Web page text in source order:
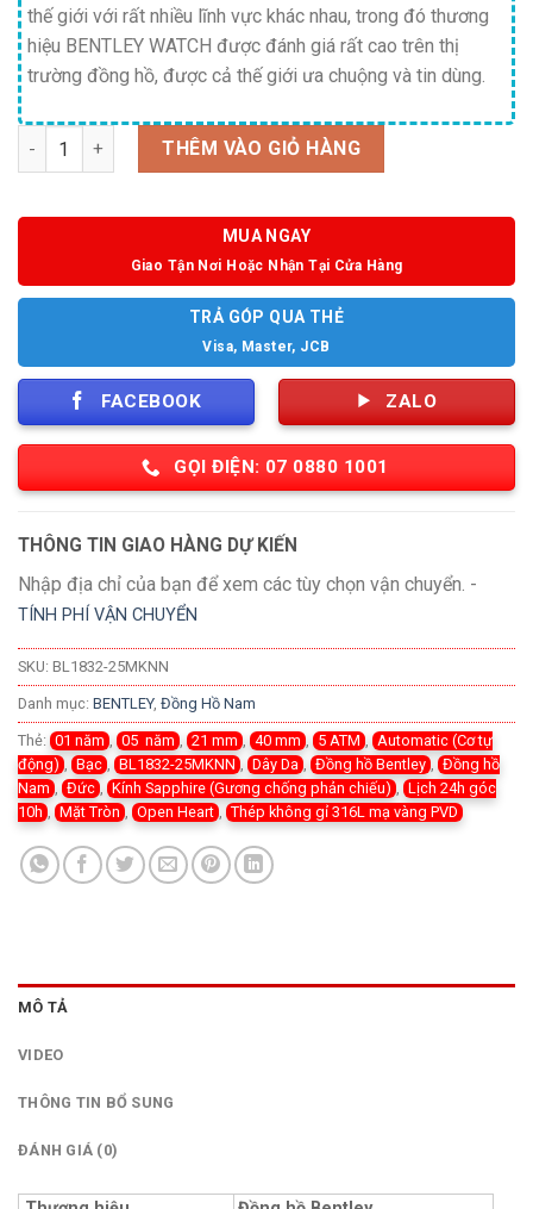
thế giới với rất nhiều lĩnh vực khác nhau, trong đó thương
hiệu BENTLEY WATCH được đánh giá rất cao trên thị
trường đồng hồ, được cả thế giới ưa chuộng và tin dùng.
Số lượng THÊM VÀO GIỎ HÀNG
MUA NGAY
Giao Tận Nơi Hoặc Nhận Tại Cửa Hàng
TRẢ GÓP QUA THẺ
Visa, Master, JCB
FACEBOOK ZALO
GỌI ĐIỆN: 07 0880 1001
THÔNG TIN GIAO HÀNG DỰ KIẾN
Nhập địa chỉ của bạn để xem các tùy chọn vận chuyển. -
TÍNH PHÍ VẬN CHUYỂN
SKU: BL1832-25MKNN
Danh mục: BENTLEY, Đồng Hồ Nam
Thẻ: 01 năm 05 năm 21 mm 40 mm 5 ATM
Automatic (Cơ tự
động)
Bạc BL1832-25MKNN Dây Da Đồng hồ Bentley
Đồng hồ
Nam
Đức Kính Sapphire (Gương chống phản chiếu)
Lịch 24h góc
10h
Mặt Tròn Open Heart Thép không gỉ 316L mạ vàng PVD
MÔ TẢ
VIDEO
THÔNG TIN BỔ SUNG
ĐÁNH GIÁ (0)